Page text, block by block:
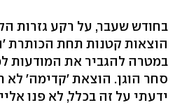
הוצאות קטנות תחת הכותרת
במטרה להגביר את המודעות
סחר הוגן. הוצאת 'קדימה' לא
ידעתי על זה בכלל, לא פנו